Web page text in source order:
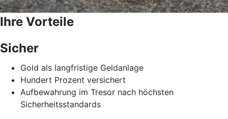
Ihre Vorteile
Sicher
Gold als langfristige Geldanlage
Hundert Prozent versichert
Aufbewahrung im Tresor nach höchsten
Sicherheitsstandards